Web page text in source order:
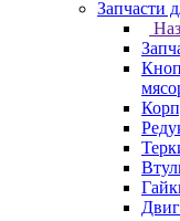
Запчасти